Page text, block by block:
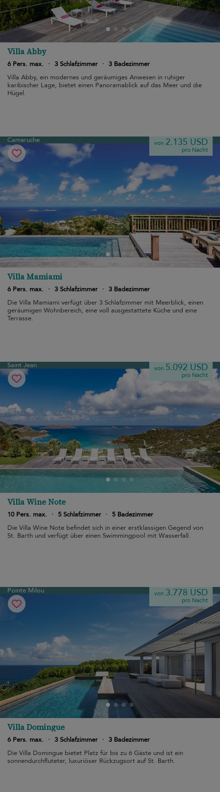
Villa Abby
6 Pers. max. · 3 Schlafzimmer · 3 Badezimmer
Villa Abby, ein modernes und geräumiges Anwesen in ruhiger
karibischer Lage, bietet einen Panoramablick auf das Meer und die
Hügel.
Camaruche von 2.135 USD
pro Nacht
Villa Mamiami
6 Pers. max. · 3 Schlafzimmer · 3 Badezimmer
Die Villa Mamiami verfügt über 3 Schlafzimmer mit Meerblick, einen
geräumigen Wohnbereich, eine voll ausgestattete Küche und eine
Terrasse.
Saint Jean von 5.092 USD
pro Nacht
Villa Wine Note
10 Pers. max. · 5 Schlafzimmer ·
5 Badezimmer
Die Villa Wine Note befindet sich in einer erstklassigen Gegend von
St. Barth und verfügt über einen Swimmingpool mit Wasserfall.
Pointe Milou von 3.778 USD
pro Nacht
Villa Domingue
6 Pers. max. · 3 Schlafzimmer · 3 Badezimmer
Die Villa Domingue bietet Platz für bis zu 6 Gäste und ist ein
sonnendurchfluteter, luxuriöser Rückzugsort auf St. Barth.